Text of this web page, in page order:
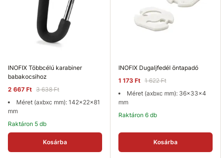
INOFIX Többcélú karabiner
babakocsihoz
2 667 Ft 3 638 Ft
Méret (axbxc mm): 142x22x81
mm
Raktáron 5 db
Kosárba
INOFIX Dugaljfedél öntapadó
1 173 Ft 1 622 Ft
Méret (axbxc mm): 36x33x4
mm
Raktáron 6 db
Kosárba